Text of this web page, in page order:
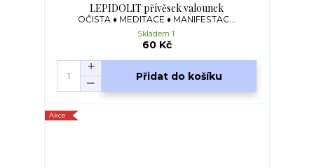
LEPIDOLIT přívěsek valounek
OČISTA ♦ MEDITACE ♦ MANIFESTAC...
60 Kč
Skladem 1
Přidat do košíku
Akce